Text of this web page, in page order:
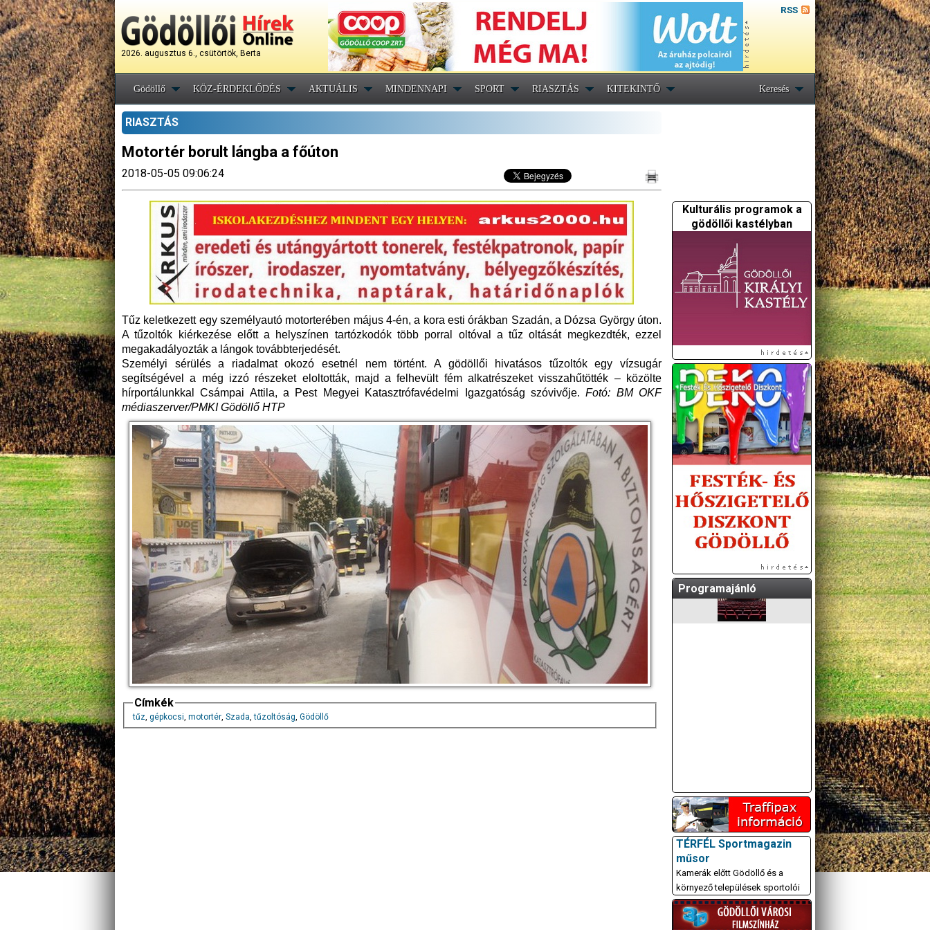
2026. augusztus 6., csütörtök, Berta
RSS
Gödöllő KÖZ-ÉRDEKLŐDÉS AKTUÁLIS MINDENNAPI SPORT RIASZTÁS KITEKINTŐ Keresés
RIASZTÁS
Motortér borult lángba a főúton
2018-05-05 09:06:24
Tűz keletkezett egy személyautó motorterében május 4-én, a kora esti órákban Szadán, a Dózsa György úton.
A tűzoltók kiérkezése előtt a helyszínen tartózkodók több porral oltóval a tűz oltását megkezdték, ezzel
megakadályozták a lángok továbbterjedését.
Személyi sérülés a riadalmat okozó esetnél nem történt. A gödöllői hivatásos tűzoltók egy vízsugár
segítségével a még izzó részeket eloltották, majd a felhevült fém alkatrészeket visszahűtötték – közölte
hírportálunkkal Csámpai Attila, a Pest Megyei Katasztrófavédelmi Igazgatóság szóvivője.Fotó: BM OKF
médiaszerver/PMKI Gödöllő HTP
Címkék
tűz, gépkocsi, motortér, Szada,tűzoltóság, Gödöllő
Kulturális programok a
gödöllői kastélyban
Programajánló
A GÖDÖLLŐI ÉS
KÖRNYÉKBELI
KULTURÁLIS- ÉS
SPORTPROGRAMOKAT
KÖZÖSSÉGI
OLDALUNKON TESSZÜK
TÉRFÉL Sportmagazin
műsor
Kamerák előtt Gödöllő és a
környező települések sportolói